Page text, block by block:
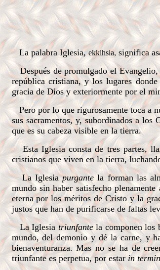
La palabra Iglesia,ekklhsia, significa
Después de promulgado el Evangelio,
república cristiana, y los lugares
gracia de Dios y exteriormente por el
Pero por lo que rigurosamente toca a
sus sacramentos, y, subordinados a los
que es su cabeza visible en la tierra.
Esta Iglesia consta de tres partes,
cristianos que viven en la tierra,
La Iglesiapurgantela forman las
mundo sin haber satisfecho
eterna por los méritos de Cristo y la
justos que han de purificarse de faltas
La Iglesia triunfantela componen los
mundo, del demonio y dé la carne, y
bienaventuranza. Mas no se ha de
triunfante es perpetua, por estarin